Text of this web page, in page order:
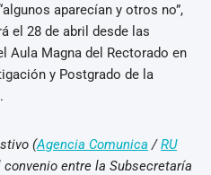
aparecían y otros no”,
el 28 de abril desde las
Aula Magna del Rectorado en
y Postgrado de la
(Agencia Comunica /RU
entre la Subsecretaría